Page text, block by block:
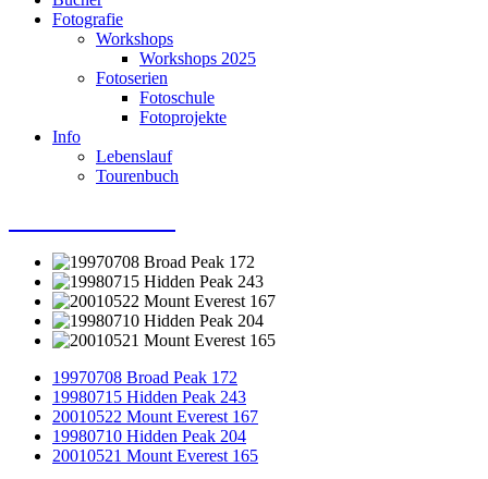
Fotografie
Workshops
Workshops 2025
Fotoserien
Fotoschule
Fotoprojekte
Info
Lebenslauf
Tourenbuch
19970708 Broad Peak 172
19980715 Hidden Peak 243
20010522 Mount Everest 167
19980710 Hidden Peak 204
20010521 Mount Everest 165